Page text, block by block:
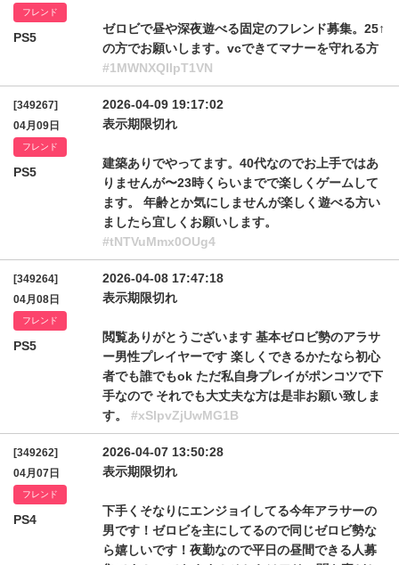
フレンド
PS5
ゼロビで昼や深夜遊べる固定のフレンド募集。25↑
の方でお願いします。vcできてマナーを守れる方
#1MWNXQllpT1VN
[349267]
04月09日
フレンド
PS5
2026-04-09 19:17:02
表示期限切れ
建築ありでやってます。40代なのでお上手ではあ
りませんが〜23時くらいまでで楽しくゲームして
ます。 年齢とか気にしませんが楽しく遊べる方い
ましたら宜しくお願いします。
#tNTVuMmx0OUg4
[349264]
04月08日
フレンド
PS5
2026-04-08 17:47:18
表示期限切れ
閲覧ありがとうございます 基本ゼロビ勢のアラサ
ー男性プレイヤーです 楽しくできるかたなら初心
者でも誰でもok ただ私自身プレイがポンコツで下
手なので それでも大丈夫な方は是非お願い致しま
す。 #xSlpvZjUwMG1B
[349262]
04月07日
フレンド
PS4
2026-04-07 13:50:28
表示期限切れ
下手くそなりにエンジョイしてる今年アラサーの
男です！ゼロビを主にしてるので同じゼロビ勢な
ら嬉しいです！夜勤なので平日の昼間できる人募